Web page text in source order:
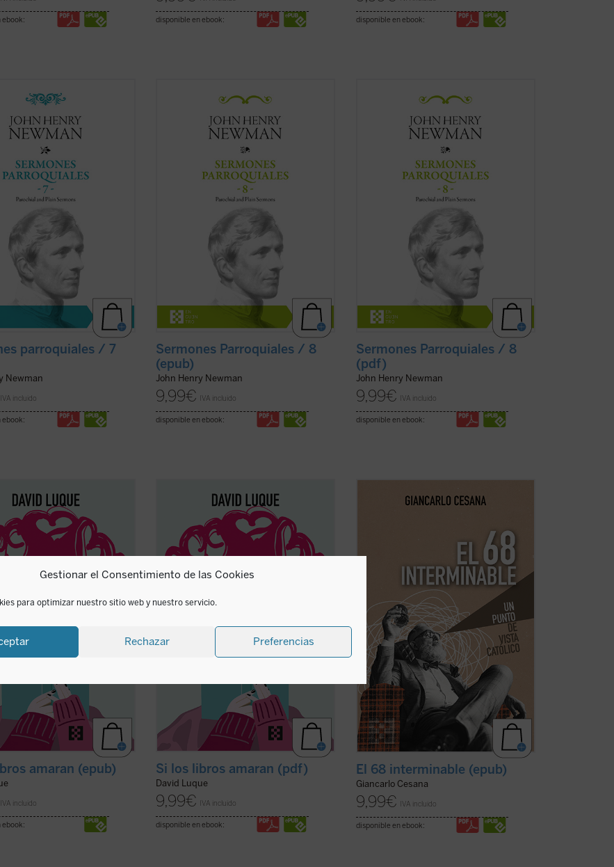
Gestionar el Consentimiento de las Cookies
para optimizar nuestro sitio web y nuestro servicio.
Rechazar Preferencias
ebook: disponible en ebook: disponible en ebook:
tras la aparición del sexto
la publicación de la serie de
parroquiales. En esos
se hallaba inmerso en el
proceso interior que
con su conversión ...(ver ficha)
parroquiales / 7
Newman
IVA incluido
ebook:
Al igual que en el tomo anterior, los 18
Sermones parroquiales
formaron parte de la primera edición de
1842, previa a la conversión de Newman
al catolicismo, sino que fueron incluidos
(ver ficha)
Sermones Parroquiales / 8
(epub)
John Henry Newman
9,99€ IVA incluido
disponible en ebook:
Al igual que en el tomo anterior, los 18
Sermones parroquiales
formaron parte de la primera edición de
1842, previa a la conversión de Newman
al catolicismo, sino que fueron incluidos
(ver ficha)
Sermones Parroquiales / 8
(pdf)
John Henry Newman
9,99€ IVA incluido
disponible en ebook:
investiga la teoría de la
liberal» a fin de hablar sobre
el amor a los libros, el amor a
y el amor divino. Un
ensayos que pueden ser
(ver ficha)
amaran (epub)
IVA incluido
ebook:
David Luque investiga la teoría de la
«educación liberal» a fin de hablar sobre
el amor: el amor a los libros, el amor a
las criaturas y el amor divino. Un
conjunto de ensayos que pueden ser
cualquiera ... (ver ficha)
Si los libros amaran (pdf)
David Luque
9,99€ IVA incluido
disponible en ebook:
Giancarlo Cesana afirma que vivimos un
acontecimientos de 1968 y la ruptura con
la tradición, considerando también sus
consecuencias sociales, políticas y
morales, normalmente ...
(ver ficha)
El 68 interminable (epub)
Giancarlo Cesana
9,99€ IVA incluido
disponible en ebook: